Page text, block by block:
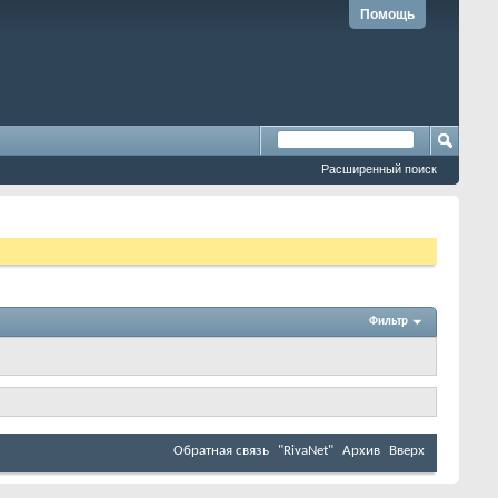
Помощь
Расширенный поиск
Фильтр
Обратная связь "RivaNet" Архив Вверх